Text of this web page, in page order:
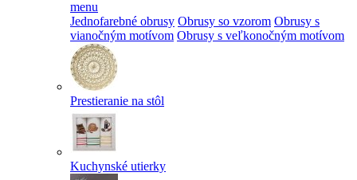
menu
Jednofarebné obrusy Obrusy so vzorom Obrusy s
vianočným motívom Obrusy s veľkonočným motívom
Prestieranie na stôl
Kuchynské utierky